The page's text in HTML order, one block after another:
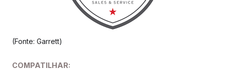
(Fonte: Garrett)
COMPATILHAR: